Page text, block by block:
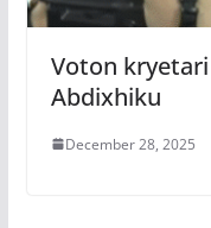
Voton
Abdixhiku
December 28, 2025